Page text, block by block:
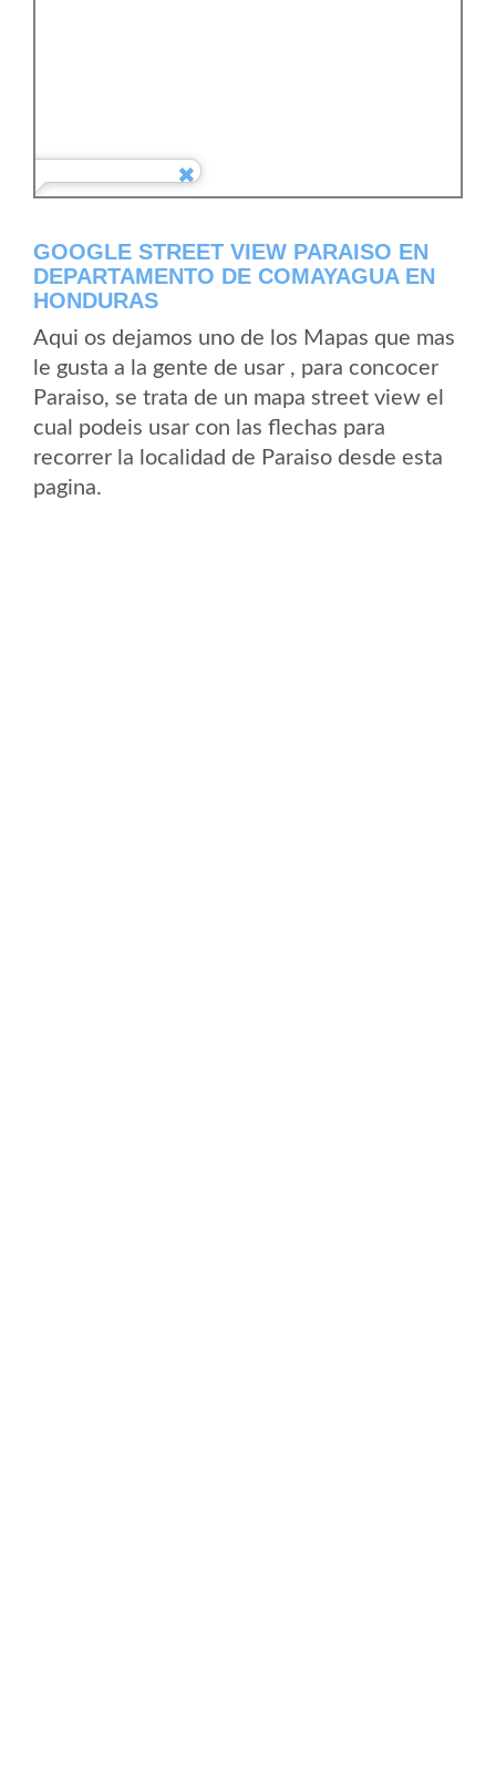
GOOGLE STREET VIEW PARAISO EN
DEPARTAMENTO DE COMAYAGUA EN
HONDURAS
Aqui os dejamos uno de los Mapas que mas
le gusta a la gente de usar , para concocer
Paraiso, se trata de un mapa street view el
cual podeis usar con las flechas para
recorrer la localidad de Paraiso desde esta
pagina.